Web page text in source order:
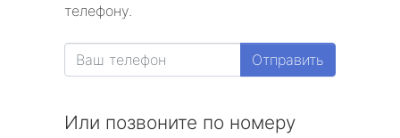
телефону.
Отправить
Или позвоните по номеру